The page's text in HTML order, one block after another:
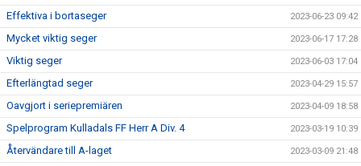
Effektiva i bortaseger 2023-06-23 09:42
Mycket viktig seger 2023-06-17 17:28
Viktig seger 2023-06-03 17:04
Efterlängtad seger 2023-04-29 15:57
Oavgjort i seriepremiären 2023-04-09 18:58
Spelprogram Kulladals FF Herr A Div. 4 2023-03-19 10:39
Återvändare till A-laget 2023-03-09 21:48